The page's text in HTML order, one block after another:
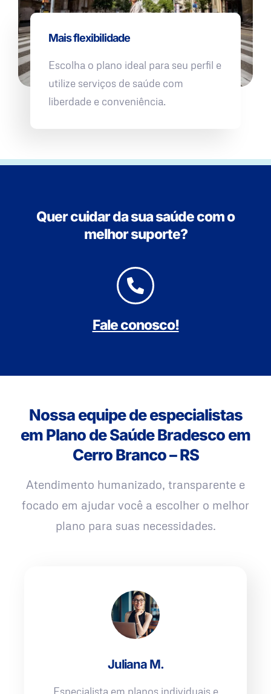
Mais flexibilidade
Escolha o plano ideal para seu perfil e
utilize serviços de saúde com
liberdade e conveniência.
Quer cuidar da sua saúde com o
melhor suporte?
Fale conosco!
Nossa equipe de especialistas
em Plano de Saúde Bradesco em
Cerro Branco – RS
Atendimento humanizado, transparente e
focado em ajudar você a escolher o melhor
plano para suas necessidades.
Juliana M.
Especialista em planos individuais e